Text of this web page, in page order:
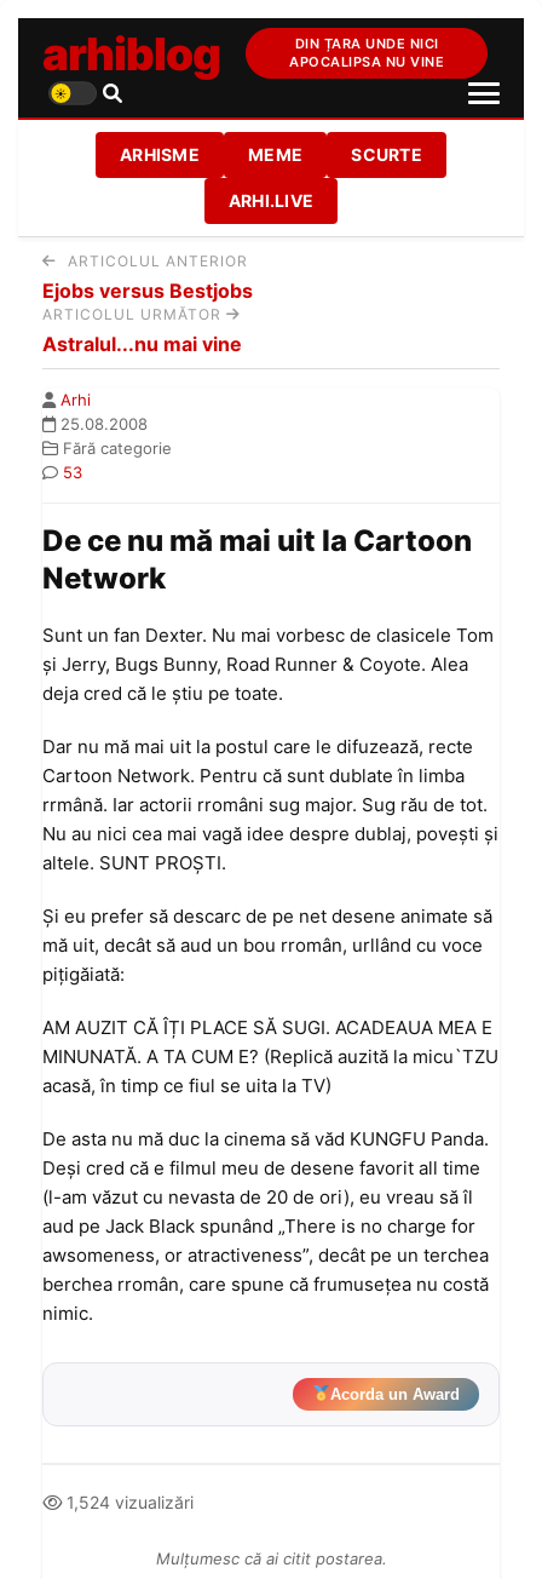
arhiblog
DIN ȚARA UNDE NICI
APOCALIPSA NU VINE
ARHISME MEME SCURTE
ARHI.LIVE
ARTICOLUL ANTERIOR
Ejobs versus Bestjobs
ARTICOLUL URMĂTOR
Astralul...nu mai vine
Arhi
25.08.2008
Fără categorie
53
De ce nu mă mai uit la Cartoon
Network
Sunt un fan Dexter. Nu mai vorbesc de clasicele Tom
și Jerry, Bugs Bunny, Road Runner & Coyote. Alea
deja cred că le știu pe toate.
Dar nu mă mai uit la postul care le difuzează, recte
Cartoon Network. Pentru că sunt dublate în limba
rrmână. Iar actorii rromâni sug major. Sug rău de tot.
Nu au nici cea mai vagă idee despre dublaj, povești și
altele. SUNT PROȘTI.
Și eu prefer să descarc de pe net desene animate să
mă uit, decât să aud un bou rromân, urllând cu voce
pițigăiată:
AM AUZIT CĂ ÎȚI PLACE SĂ SUGI. ACADEAUA MEA E
MINUNATĂ. A TA CUM E? (Replică auzită la micu`TZU
acasă, în timp ce fiul se uita la TV)
De asta nu mă duc la cinema să văd KUNGFU Panda.
Deși cred că e filmul meu de desene favorit all time
(l-am văzut cu nevasta de 20 de ori), eu vreau să îl
aud pe Jack Black spunând „There is no charge for
awsomeness, or atractiveness”, decât pe un terchea
berchea rromân, care spune că frumusețea nu costă
nimic.
Acorda un Award
1,524 vizualizări
Mulțumesc că ai citit postarea.